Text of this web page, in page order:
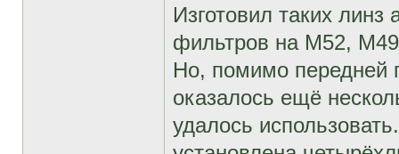
Изготовил таких линз
фильтров на М52,
Но, помимо передней
оказалось ещё
удалось